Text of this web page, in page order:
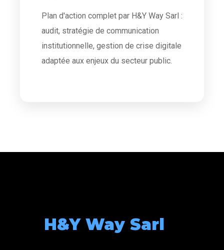
Plan d'action complet par H&Y Way Sarl :
audit, stratégie de communication
institutionnelle, gestion de crise digitale
adaptée aux enjeux du secteur public.
H&Y Way Sarl